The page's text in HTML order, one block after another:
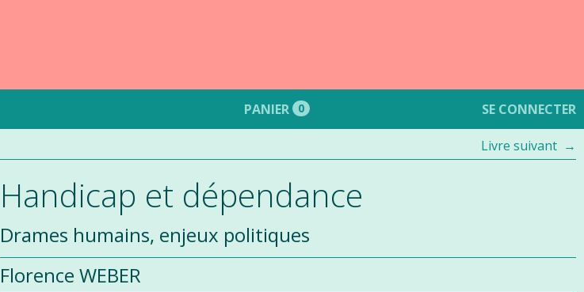
PANIER 0 SE CONNECTER
Livre suivant
Handicap et dépendance
Drames humains, enjeux politiques
Florence WEBER